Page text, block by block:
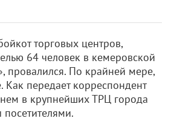
торговых центров,
64 человек в кемеровской
провалился. По крайней мере,
Как передает корреспондент
в крупнейших ТРЦ города